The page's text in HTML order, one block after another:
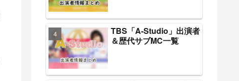
TBS「A-Studio」出演者
＆歴代サブMC一覧